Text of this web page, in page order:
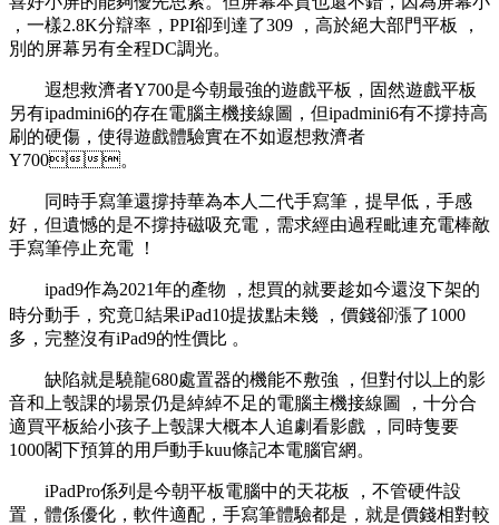
，一樣2.8K分辯率，PPI卻到達了309 ，高於絕大部門平板  ，
別的屏幕另有全程DC調光。
遐想救濟者Y700是今朝最強的遊戲平板，固然遊戲平板
另有ipadmini6的存在電腦主機接線圖 ，但ipadmini6有不撐持高
刷的硬傷 ，使得遊戲體驗實在不如遐想救濟者
Y700。
同時手寫筆還撐持華為本人二代手寫筆，提早低 ，手感
好，但遺憾的是不撐持磁吸充電，需求經由過程毗連充電棒敵
手寫筆停止充電  ！
ipad9作為2021年的產物 ，想買的就要趁如今還沒下架的
時分動手，究竟結果iPad10提拔點未幾 ，價錢卻漲了1000
多，完整沒有iPad9的性價比 。
缺陷就是驍龍680處置器的機能不敷強 ，但對付以上的影
音和上彀課的場景仍是綽綽不足的電腦主機接線圖 ，十分合
適買平板給小孩子上彀課大概本人追劇看影戲 ，同時隻要
1000閣下預算的用戶動手kuu條記本電腦官網。
iPadPro係列是今朝平板電腦中的天花板 ，不管硬件設
置，體係優化，軟件適配，手寫筆體驗都是，就是價錢相對較